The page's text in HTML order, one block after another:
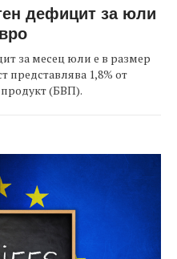
дефицит за юли
за месец юли е в размер
представлява 1,8% от
(БВП).